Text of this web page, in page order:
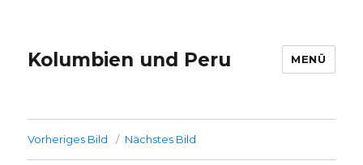
Kolumbien und Peru MENÜ
Vorheriges Bild Nächstes Bild